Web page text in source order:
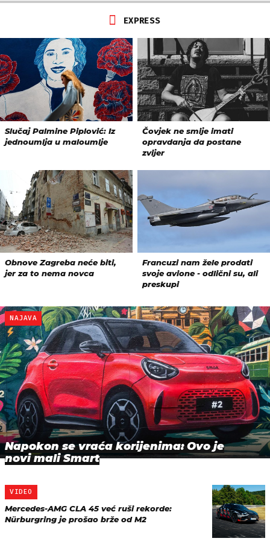
NAJAVA
Napokon se vraća korijenima: Ovo je
novi mali Smart
VIDEO
Mercedes-AMG CLA 45 već ruši rekorde:
Nürburgring je prošao brže od M2